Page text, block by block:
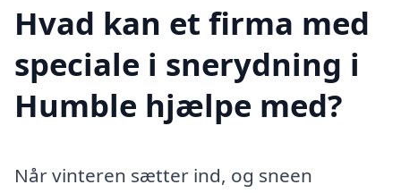
Hvad kan et firma med
speciale i snerydning i
Humble hjælpe med?
Når vinteren sætter ind, og sneen